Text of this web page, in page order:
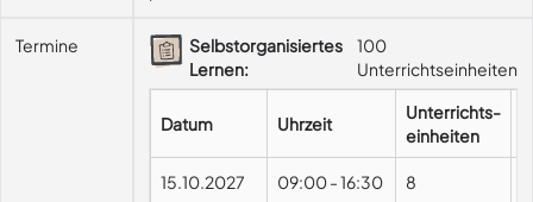
Termine
Selbstorganisiertes
Lernen:
100
Unterrichtseinheiten
Datum Uhrzeit
Unterrichts-
einheiten
15.10.2027 09:00-16:30 8